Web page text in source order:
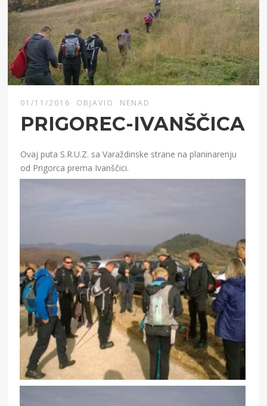
01/11/2016 OBJAVIO NENAD
PRIGOREC-IVANŠČICA
Ovaj puta S.R.U.Z. sa Varaždinske strane na planinarenju
od Prigorca prema Ivanščici.